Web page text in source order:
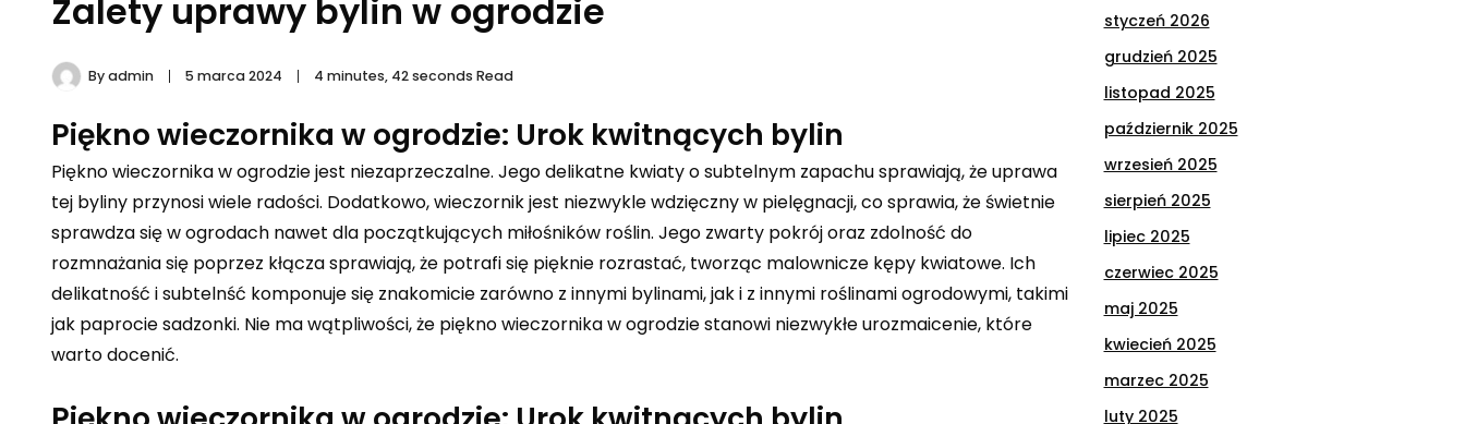
Zalety uprawy bylin w ogrodzie
Byadmin 5 marca 2024 4 minutes, 42 seconds Read
Piękno wieczornika w ogrodzie: Urok kwitnących bylin
Piękno wieczornika w ogrodzie jest niezaprzeczalne. Jego delikatne kwiaty o subtelnym zapachu sprawiają, że uprawa
tej byliny przynosi wiele radości. Dodatkowo, wieczornik jest niezwykle wdzięczny w pielęgnacji, co sprawia, że świetnie
sprawdza się w ogrodach nawet dla początkujących miłośników roślin. Jego zwarty pokrój oraz zdolność do
rozmnażania się poprzez kłącza sprawiają, że potrafi się pięknie rozrastać, tworząc malownicze kępy kwiatowe. Ich
delikatność i subtelnść komponuje się znakomicie zarówno z innymi bylinami, jak i z innymi roślinami ogrodowymi, takimi
jak paprocie sadzonki. Nie ma wątpliwości, że piękno wieczornika w ogrodzie stanowi niezwykłe urozmaicenie, które
warto docenić.
styczeń 2026
grudzień 2025
listopad 2025
październik 2025
wrzesień 2025
sierpień 2025
lipiec 2025
czerwiec 2025
maj 2025
kwiecień 2025
marzec 2025
luty 2025